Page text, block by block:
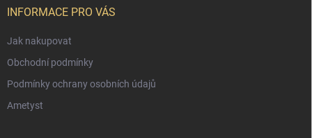
INFORMACE PRO VÁS
Jak nakupovat
Obchodní podmínky
Podmínky ochrany osobních údajů
Ametyst